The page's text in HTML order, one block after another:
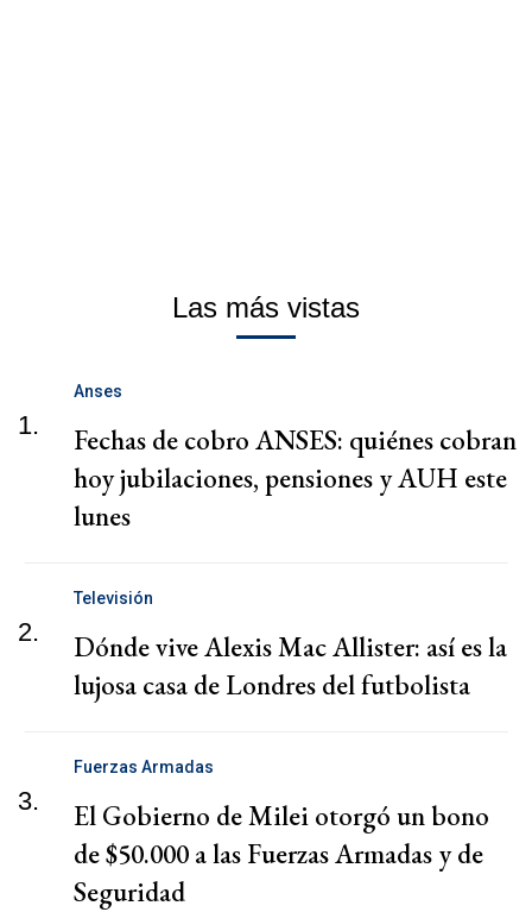
Las más vistas
1.
Anses
Fechas de cobro ANSES: quiénes cobran
hoy jubilaciones, pensiones y AUH este
lunes
2.
Televisión
Dónde vive Alexis Mac Allister: así es la
lujosa casa de Londres del futbolista
3.
Fuerzas Armadas
El Gobierno de Milei otorgó un bono
de $50.000 a las Fuerzas Armadas y de
Seguridad